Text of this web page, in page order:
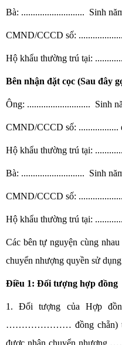
Bà: ........................... Sinh
CMND/CCCD số:
Hộ khẩu thường trú tại:
Bên nhận đặt cọc (Sau đây
Ông: ........................... Sinh
CMND/CCCD số: .................
Hộ khẩu thường trú tại:
Bà: ........................... Sinh
CMND/CCCD số:
Hộ khẩu thường trú tại:
Các bên tự nguyện cùng
chuyển nhượng quyền sử
Điều 1: Đối tượng hợp đồng
1. Đối tượng của Hợp
………………… đồng chẵn) tiền
được nhận chuyển nhượng